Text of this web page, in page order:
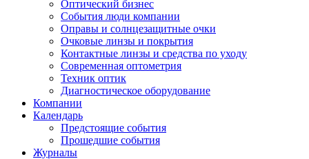
Оптический бизнес
События люди компании
Оправы и солнцезащитные очки
Очковые линзы и покрытия
Контактные линзы и средства по уходу
Современная оптометрия
Техник оптик
Диагностическое оборудование
Компании
Календарь
Предстоящие события
Прошедшие события
Журналы